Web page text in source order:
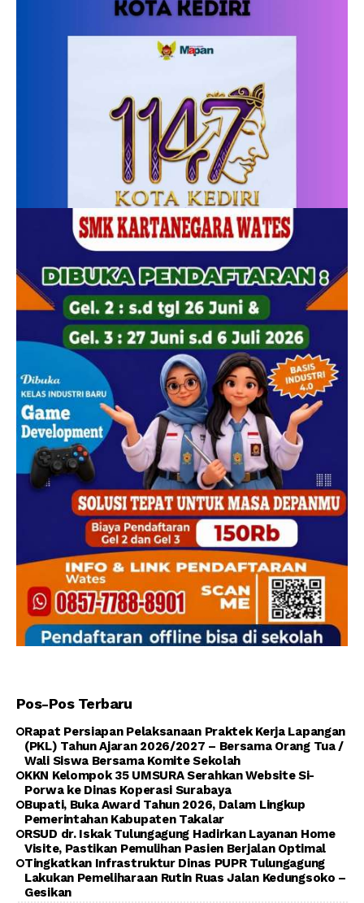
Pos-Pos Terbaru
Rapat Persiapan Pelaksanaan Praktek Kerja Lapangan
(PKL) Tahun Ajaran 2026/2027 – Bersama Orang Tua /
Wali Siswa Bersama Komite Sekolah
KKN Kelompok 35 UMSURA Serahkan Website Si-
Porwa ke Dinas Koperasi Surabaya
Bupati, Buka Award Tahun 2026, Dalam Lingkup
Pemerintahan Kabupaten Takalar
RSUD dr. Iskak Tulungagung Hadirkan Layanan Home
Visite, Pastikan Pemulihan Pasien Berjalan Optimal
Tingkatkan Infrastruktur Dinas PUPR Tulungagung
Lakukan Pemeliharaan Rutin Ruas Jalan Kedungsoko –
Gesikan